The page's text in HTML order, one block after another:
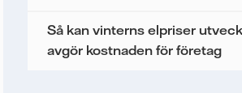
Så kan vinterns elpriser
avgör kostnaden för företag